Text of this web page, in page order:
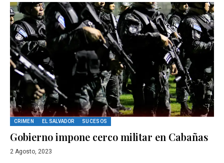
CRIMEN EL SALVADOR SUCESOS
Gobierno impone cerco militar en Cabañas
2 Agosto, 2023